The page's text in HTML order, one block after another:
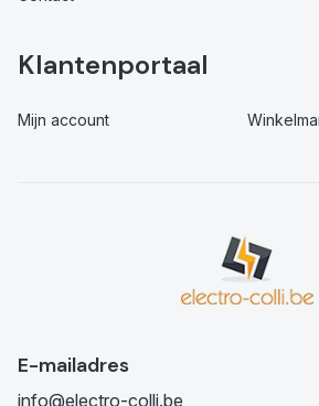
Klantenportaal
Mijn account
E-mailadres
info@electro-colli.be